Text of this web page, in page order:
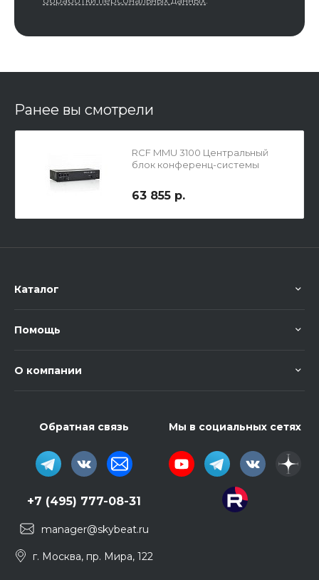
Ранее вы смотрели
RCF MMU 3100 Центральный
блок конференц-системы
63 855 р.
Каталог
Помощь
О компании
Обратная связь
+7 (495) 777-08-31
manager@skybeat.ru
г. Москва, пр. Мира, 122
Мы в социальных сетях